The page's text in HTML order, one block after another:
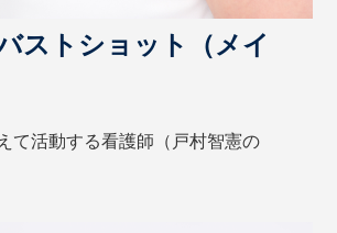
ストショット（メイ
て活動する看護師（戸村智憲の